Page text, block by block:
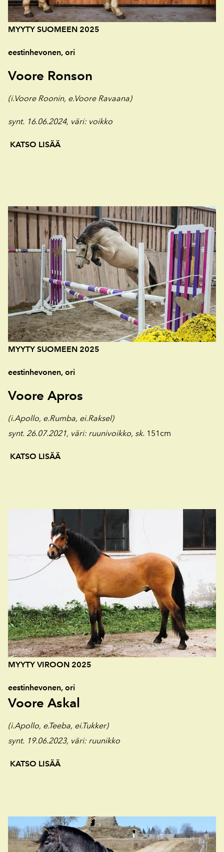
MYYTY SUOMEEN 2025
eestinhevonen, ori
Voore Ronson
(i.Voore Roonin, e.Voore Ravaana)
synt. 16.06.2024, väri: voikko
KATSO LISÄÄ
MYYTY SUOMEEN 2025
eestinhevonen, ori
Voore Apros
(i.Apollo, e.Rumba, ei.Raksel)
synt. 26.07.2021, väri: ruunivoikko, sk. 151cm
KATSO LISÄÄ
MYYTY VIROON 2025
eestinhevonen, ori
Voore Askal
(i.Apollo, e.Teeba, ei.Tukker)
synt. 19.06.2023, väri: ruunikko
KATSO LISÄÄ